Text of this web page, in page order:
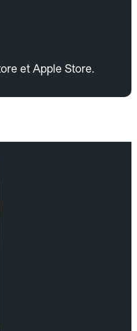
et Apple Store.